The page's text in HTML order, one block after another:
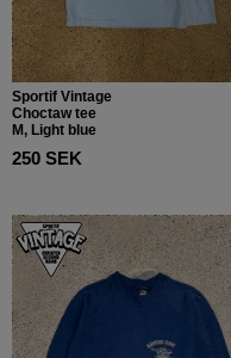
Sportif Vintage
Choctaw tee
M, Light blue
250 SEK